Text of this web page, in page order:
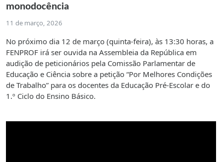
monodocência
11 de março, 2026
No próximo dia 12 de março (quinta-feira), às 13:30 horas, a
FENPROF irá ser ouvida na Assembleia da República em
audição de peticionários pela Comissão Parlamentar de
Educação e Ciência sobre a petição “Por Melhores Condições
de Trabalho” para os docentes da Educação Pré-Escolar e do
1.º Ciclo do Ensino Básico.